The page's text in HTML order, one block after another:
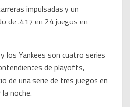
impulsadas y un
de .417 en 24 juegos en
los Yankees son cuatro series
de playoffs,
de una serie de tres juegos en
noche.